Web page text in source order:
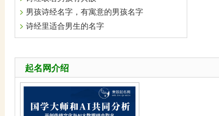
男孩诗经名字，有寓意的男孩名字
诗经里适合男生的名字
起名网介绍